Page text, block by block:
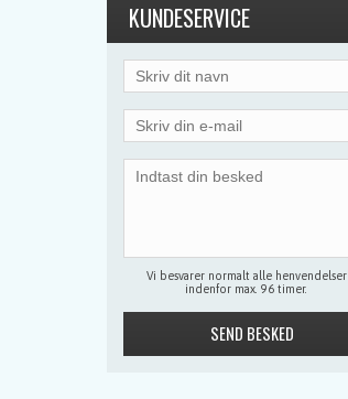
KUNDESERVICE
Vi besvarer normalt alle henvendelser
indenfor max. 96 timer.